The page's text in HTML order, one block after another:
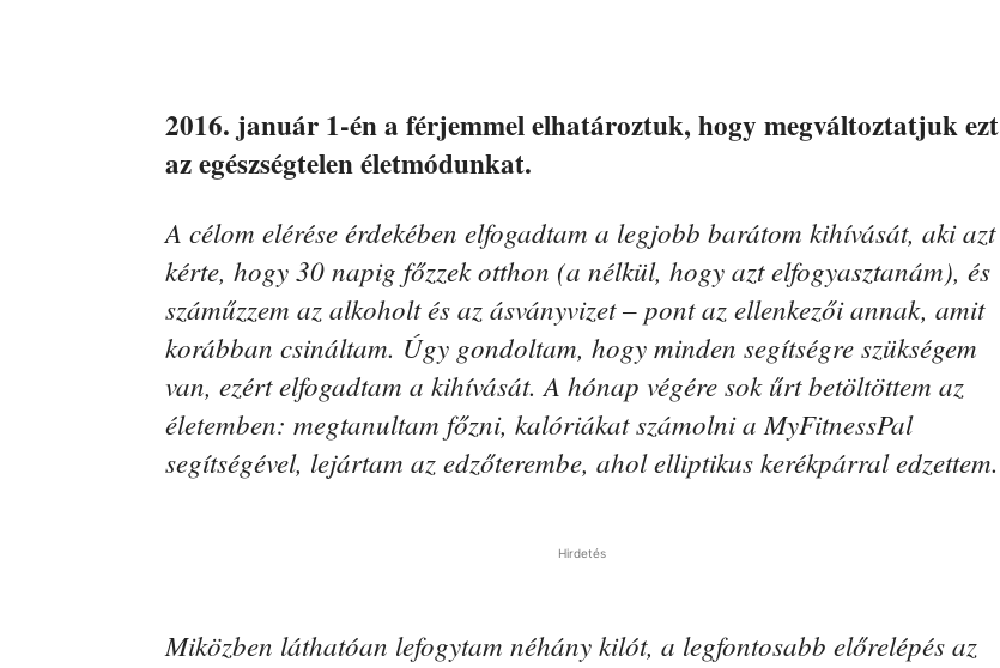
2016. január 1-én a férjemmel elhatároztuk, hogy megváltoztatjuk ezt
az egészségtelen életmódunkat.
A célom elérése érdekében elfogadtam a legjobb barátom kihívását, aki azt
kérte, hogy 30 napig főzzek otthon (a nélkül, hogy azt elfogyasztanám), és
száműzzem az alkoholt és az ásványvizet – pont az ellenkezői annak, amit
korábban csináltam. Úgy gondoltam, hogy minden segítségre szükségem
van, ezért elfogadtam a kihívását. A hónap végére sok űrt betöltöttem az
életemben: megtanultam főzni, kalóriákat számolni a MyFitnessPal
segítségével, lejártam az edzőterembe, ahol elliptikus kerékpárral edzettem.
Hirdetés
Miközben láthatóan lefogytam néhány kilót, a legfontosabb előrelépés az